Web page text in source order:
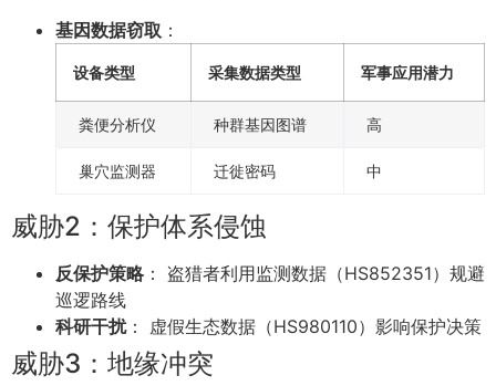
基因数据窃取 ：
设备类型 采集数据类型 军事应用潜力
粪便分析仪 种群基因图谱 高
巢穴监测器 迁徙密码 中
威胁2：保护体系侵蚀
反保护策略： 盗猎者利用监测数据（HS852351）规避
巡逻路线
科研干扰： 虚假生态数据（HS980110）影响保护决策
威胁3：地缘冲突